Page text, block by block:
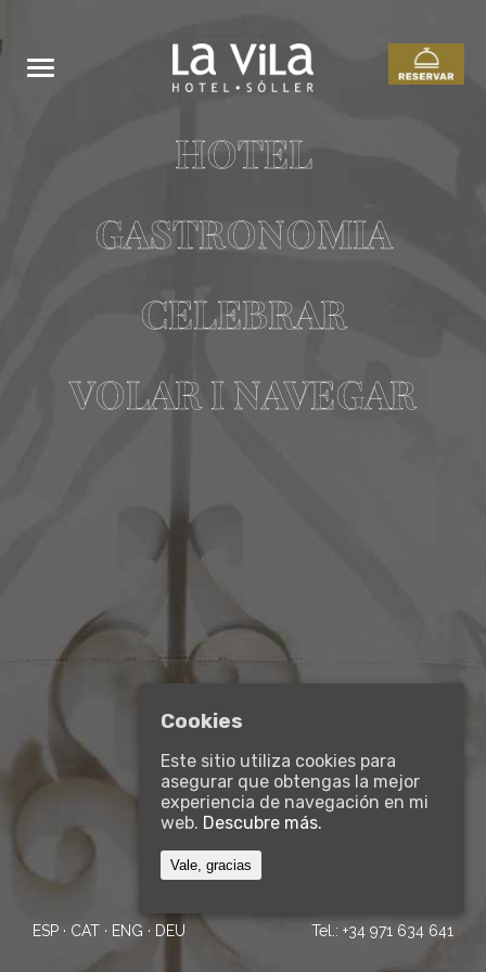
Tel.: +34 971 634 641
ESP · CAT · ENG · DEU
HOTEL
GASTRONOMIA
CELEBRAR
VOLAR I NAVEGAR
Cookies
Este sitio utiliza cookies para
asegurar que obtengas la mejor
experiencia de navegación en mi
web. Descubre más.
Vale, gracias